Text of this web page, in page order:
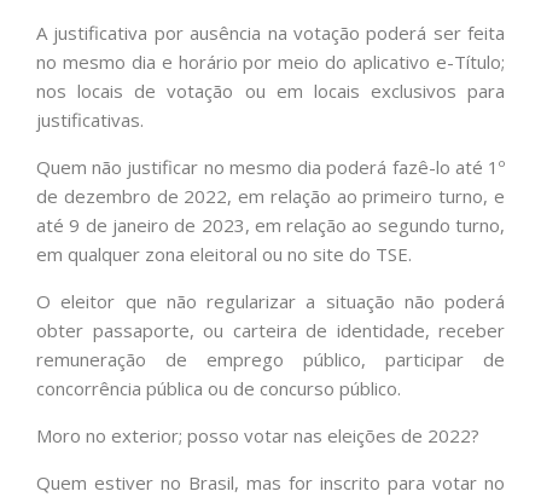
A justificativa por ausência na votação poderá ser feita
no mesmo dia e horário por meio do aplicativo e-Título;
nos locais de votação ou em locais exclusivos para
justificativas.
Quem não justificar no mesmo dia poderá fazê-lo até 1º
de dezembro de 2022, em relação ao primeiro turno, e
até 9 de janeiro de 2023, em relação ao segundo turno,
em qualquer zona eleitoral ou no site do TSE.
O eleitor que não regularizar a situação não poderá
obter passaporte, ou carteira de identidade, receber
remuneração de emprego público, participar de
concorrência pública ou de concurso público.
Moro no exterior; posso votar nas eleições de 2022?
Quem estiver no Brasil, mas for inscrito para votar no